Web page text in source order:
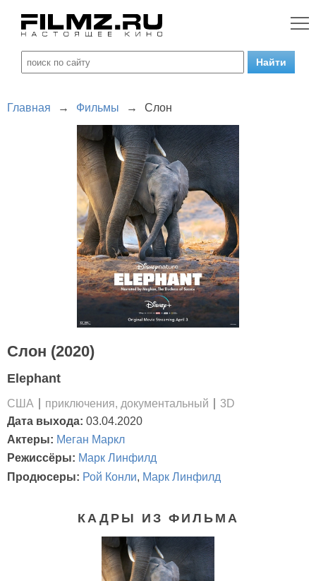
Главная → Фильмы → Слон
Слон (2020)
Elephant
США приключения, документальный
3D
Дата выхода: 03.04.2020
Актеры: Меган Маркл
Режиссёры: Марк Линфилд
Продюсеры: Рой Конли, Марк Линфилд
КАДРЫ ИЗ ФИЛЬМА